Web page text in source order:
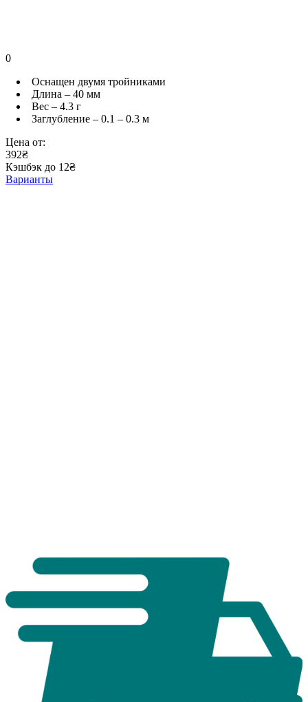
0
Оснащен двумя тройниками
Длина – 40 мм
Вес – 4.3 г
Заглубление – 0.1 – 0.3 м
Цена от:
392₴
Кэшбэк до 12₴
Варианты